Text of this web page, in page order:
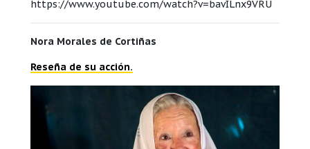
https://www.youtube.com/watch?v=bavILnx9VRU
Nora Morales de Cortiñas
Reseña de su acción.